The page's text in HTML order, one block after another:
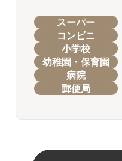
スーパー
コンビニ
小学校
幼稚園・保育園
病院
郵便局